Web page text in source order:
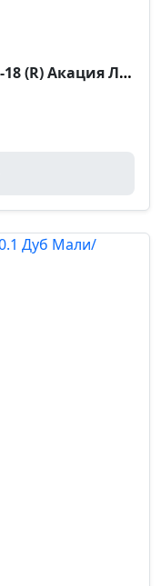
Yalta Стол руководителя LT.C-18 (R) Акация Лорка 1800*2000*750